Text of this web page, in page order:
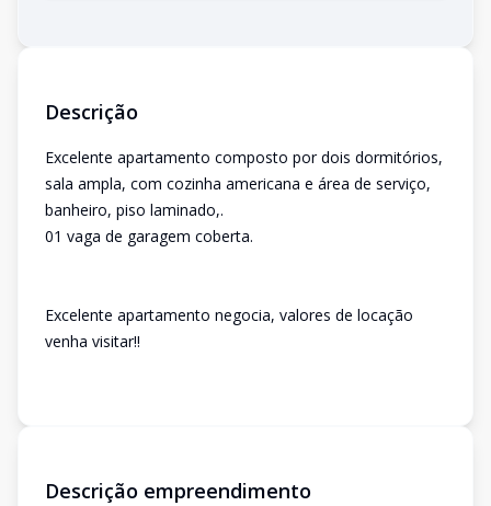
Descrição
Excelente apartamento composto por dois dormitórios,
sala ampla, com cozinha americana e área de serviço,
banheiro, piso laminado,.
01 vaga de garagem coberta.
Excelente apartamento negocia, valores de locação
venha visitar!!
Descrição empreendimento